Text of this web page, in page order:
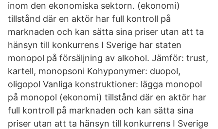
inom den ekonomiska sektorn. (ekonomi)
tillstånd där en aktör har full kontroll på
marknaden och kan sätta sina priser utan att ta
hänsyn till konkurrens I Sverige har staten
monopol på försäljning av alkohol. Jämför: trust,
kartell, monopsoni Kohyponymer: duopol,
oligopol Vanliga konstruktioner: lägga monopol
på monopol (ekonomi) tillstånd där en aktör har
full kontroll på marknaden och kan sätta sina
priser utan att ta hänsyn till konkurrens I Sverige